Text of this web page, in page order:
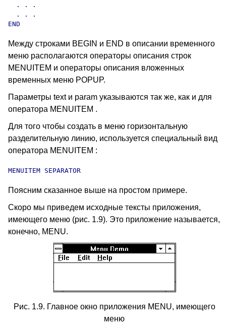
  . . .
  . . .
END
Между строками BEGIN и END в описании временного
меню располагаются операторы описания строк
MENUITEM и операторы описания вложенных
временных меню POPUP.
Параметры text и param указываются так же, как и для
оператора MENUITEM .
Для того чтобы создать в меню горизонтальную
разделительную линию, используется специальный вид
оператора MENUITEM :
MENUITEM SEPARATOR
Поясним сказанное выше на простом примере.
Скоро мы приведем исходные тексты приложения,
имеющего меню (рис. 1.9). Это приложение называется,
конечно, MENU.
Рис. 1.9. Главное окно приложения MENU, имеющего
меню